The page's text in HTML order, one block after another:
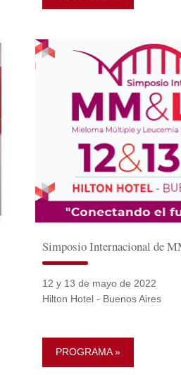
Simposio Internacional de
12 y 13 de mayo de 2022
Hilton Hotel - Buenos Aires
PROGRAMA »